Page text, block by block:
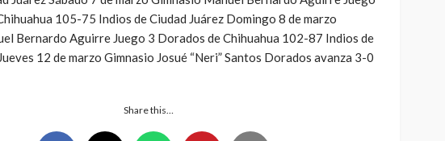
105-75 Indios de Ciudad Juárez Domingo 8 de marzo
Bernardo Aguirre Juego 3 Dorados de Chihuahua 102-87 Indios de
12 de marzo Gimnasio Josué “Neri” Santos Dorados avanza 3-0
Share this…